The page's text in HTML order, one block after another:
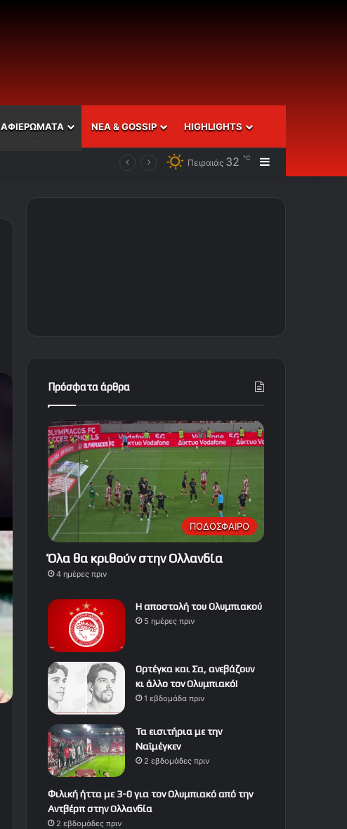
ΑΦΙΕΡΩΜΑΤΑ ΝΕΑ & GOSSIP HIGHLIGHTS
Πειραιάς 32 ℃ Sidebar
Πρόσφατα άρθρα
ΠΟΔΟΣΦΑΙΡΟ
Όλα θα κριθούν στην Ολλανδία
4 ημέρες πριν
Η αποστολή του Ολυμπιακού
5 ημέρες πριν
Ορτέγκα και Σα, ανεβάζουν
κι άλλο τον Ολυμπιακό!
1 εβδομάδα πριν
Τα εισιτήρια με την
Ναϊμέγκεν
2 εβδομάδες πριν
Φιλική ήττα με 3-0 για τον Ολυμπιακό από την
Αντβέρπ στην Ολλανδία
2 εβδομάδες πριν